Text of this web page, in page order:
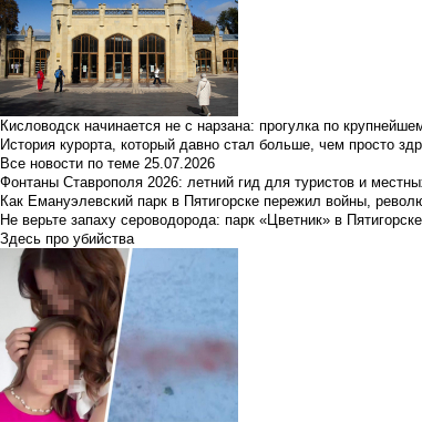
Кисловодск начинается не с нарзана: прогулка по
История курорта, который давно стал больше, чем просто
Все новости по теме 25.07.2026
Фонтаны Ставрополя 2026: летний гид для туристов и
Как Емануэлевский парк в Пятигорске пережил войны,
Не верьте запаху сероводорода: парк «Цветник» в
Здесь про убийства